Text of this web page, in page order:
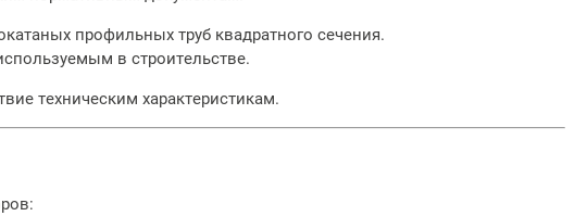
профильных труб квадратного сечения.
в строительстве.
техническим характеристикам.